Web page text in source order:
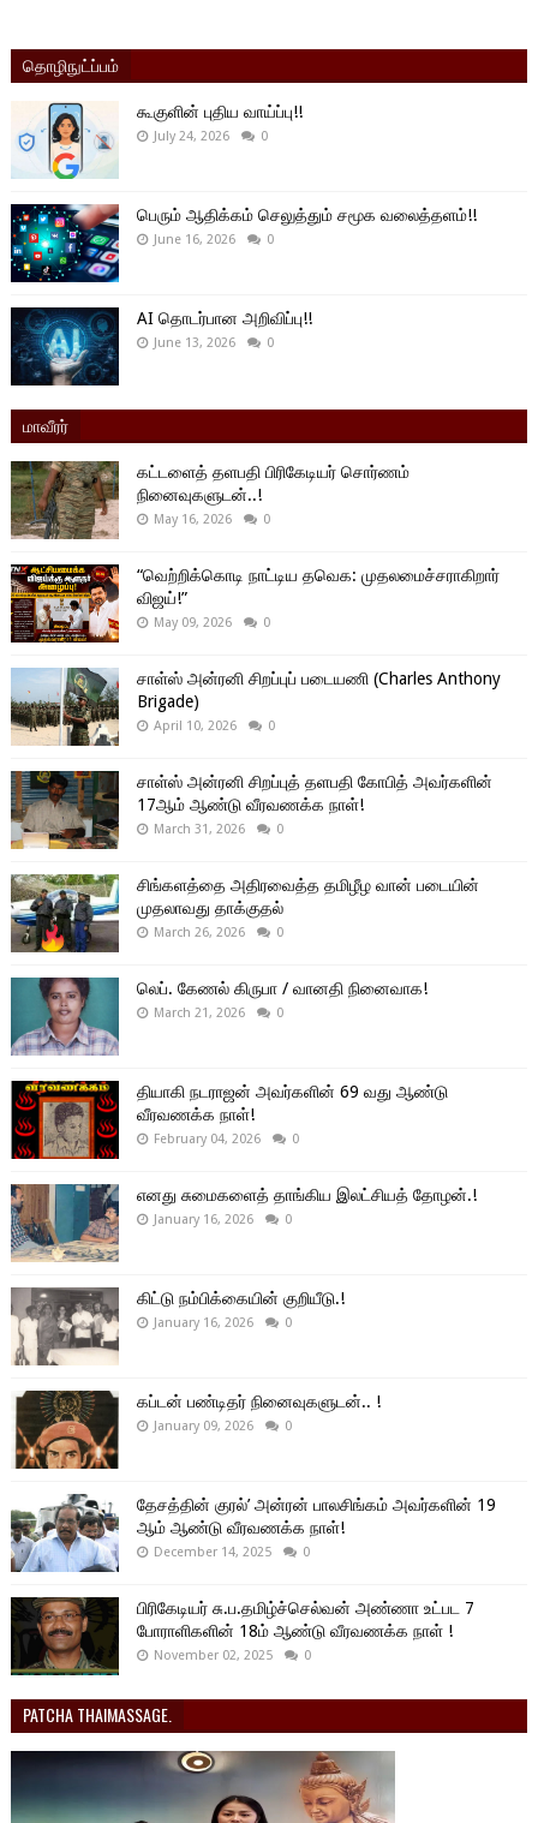
தொழிநுட்ப்பம்
கூகுளின் புதிய வாய்ப்பு!!
July 24, 2026 0
பெரும் ஆதிக்கம் செலுத்தும் சமூக வலைத்தளம்!!
June 16, 2026 0
AI தொடர்பான அறிவிப்பு!!
June 13, 2026 0
மாவீரர்
கட்டளைத் தளபதி பிரிகேடியர் சொர்ணம்
நினைவுகளுடன்..!
May 16, 2026 0
“வெற்றிக்கொடி நாட்டிய தவெக: முதலமைச்சராகிறார்
விஜய்!”
May 09, 2026 0
சாள்ஸ் அன்ரனி சிறப்புப் படையணி (Charles Anthony
Brigade)
April 10, 2026 0
சாள்ஸ் அன்ரனி சிறப்புத் தளபதி கோபித் அவர்களின்
17ஆம் ஆண்டு வீரவணக்க நாள்!
March 31, 2026 0
சிங்களத்தை அதிரவைத்த தமிழீழ வான் படையின்
முதலாவது தாக்குதல்
March 26, 2026 0
லெப். கேணல் கிருபா / வானதி நினைவாக!
March 21, 2026 0
தியாகி நடராஜன் அவர்களின் 69 வது ஆண்டு
வீரவணக்க நாள்!
February 04, 2026 0
எனது சுமைகளைத் தாங்கிய இலட்சியத் தோழன்.!
January 16, 2026 0
கிட்டு நம்பிக்கையின் குறியீடு.!
January 16, 2026 0
கப்டன் பண்டிதர் நினைவுகளுடன்.. !
January 09, 2026 0
தேசத்தின் குரல்’ அன்ரன் பாலசிங்கம் அவர்களின் 19
ஆம் ஆண்டு வீரவணக்க நாள்!
December 14, 2025 0
பிரிகேடியர் சு.ப.தமிழ்ச்செல்வன் அண்ணா உட்பட 7
போராளிகளின் 18ம் ஆண்டு வீரவணக்க நாள் !
November 02, 2025 0
PATCHA THAIMASSAGE.